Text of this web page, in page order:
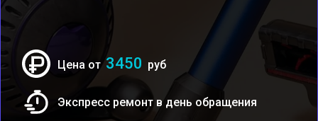
Цена от 3450 руб
Экспресс ремонт в день обращения